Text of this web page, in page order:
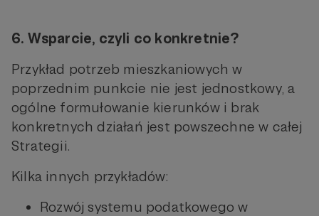
6. Wsparcie, czyli co konkretnie?
Przykład potrzeb mieszkaniowych w
poprzednim punkcie nie jest jednostkowy, a
ogólne formułowanie kierunków i brak
konkretnych działań jest powszechne w całej
Strategii.
Kilka innych przykładów:
Rozwój systemu podatkowego w